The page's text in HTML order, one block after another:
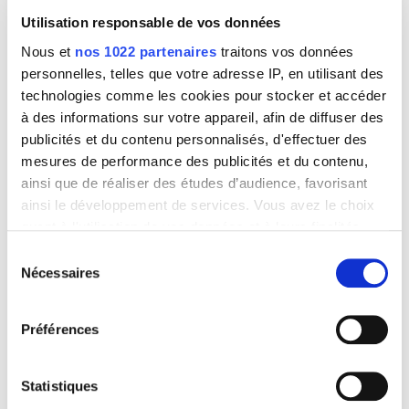
Utilisation responsable de vos données
Nous et nos 1022 partenaires traitons vos données
personnelles, telles que votre adresse IP, en utilisant des
technologies comme les cookies pour stocker et accéder
à des informations sur votre appareil, afin de diffuser des
publicités et du contenu personnalisés, d'effectuer des
mesures de performance des publicités et du contenu,
ainsi que de réaliser des études d’audience, favorisant
ainsi le développement de services. Vous avez le choix
tout moment en consultant la Déclaration relative aux
cookies ou en cliquant sur l'icône de confidentialité.
Si vous le permettez, nous aimerions également :
géographique qui peuvent être précises à plusieurs
Nécessaires
Préférences
Statistiques
Phase de stabilisation
diététique et vos compléments alimentaires sont adaptés
progressivement sur 8 semaines. Votre poids se stabilise